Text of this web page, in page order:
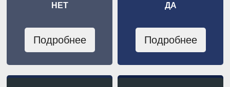
НЕТ
Подробнее
ДА
Подробнее